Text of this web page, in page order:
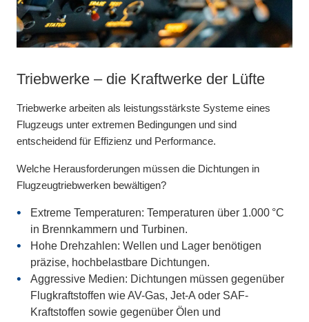
Triebwerke – die Kraftwerke der Lüfte
Triebwerke arbeiten als leistungsstärkste Systeme eines
Flugzeugs unter extremen Bedingungen und sind
entscheidend für Effizienz und Performance.
Welche Herausforderungen müssen die Dichtungen in
Flugzeugtriebwerken bewältigen?
Extreme Temperaturen: Temperaturen über 1.000 °C
in Brennkammern und Turbinen.
Hohe Drehzahlen: Wellen und Lager benötigen
präzise, hochbelastbare Dichtungen.
Aggressive Medien: Dichtungen müssen gegenüber
Flugkraftstoffen wie AV-Gas, Jet-A oder SAF-
Kraftstoffen sowie gegenüber Ölen und
Hilfstriebwerke (APU):
Luft
Hilfstriebwerke (Auxiliary Power Units, APU) sind
unverzichtbar für den Betrieb moderner Flugzeuge. Sie
befinden sich meist im Heck eines Flugzeugs und liefern
insbesondere wenn das Haupttriebwerk abgeschaltet ist –
etwa während der Bodenphase oder bei Startvorbereitungen.
APUs arbeiten unter konstanten Belastungen und müssen
dabei effizient, langlebig und zuverlässig sein.
Was sind die Herausforderungen bei der Abdichtung von
APUs?
Dichtungen für Gondeln und Pylone:
Extrembedingungen gewährleisten
Die Abdichtung in Triebwerksgondeln (Nacelles) und Pylonen
ist entscheidend für die Sicherheit und Effizienz von
Flugzeugtriebwerken. Diese Komponenten sind einzigartigen
Dichtungslösungen erfordern.
Welche Herausforderungen gibt es?
Extreme Temperaturen: Gondeln und Pylone müssen
hohen Temperaturen standhalten, die oft 1.000 °C
überschreiten, was die Integrität herkömmlicher
Dichtungen beeinträchtigen kann.